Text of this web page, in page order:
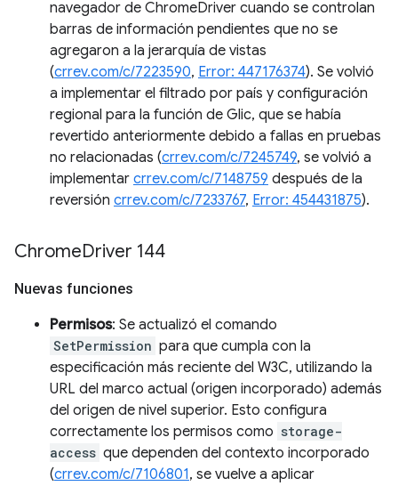
navegador de ChromeDriver cuando se controlan
barras de información pendientes que no se
agregaron a la jerarquía de vistas
(crrev.com/c/7223590, Error: 447176374). Se volvió
a implementar el filtrado por país y configuración
regional para la función de Glic, que se había
revertido anteriormente debido a fallas en pruebas
no relacionadas (crrev.com/c/7245749, se volvió a
implementar crrev.com/c/7148759 después de la
reversión crrev.com/c/7233767, Error: 454431875).
ChromeDriver 144
Nuevas funciones
Permisos: Se actualizó el comando
SetPermission para que cumpla con la
especificación más reciente del W3C, utilizando la
URL del marco actual (origen incorporado) además
del origen de nivel superior. Esto configura
correctamente los permisos como storage-
access que dependen del contexto incorporado
(crrev.com/c/7106801, se vuelve a aplicar